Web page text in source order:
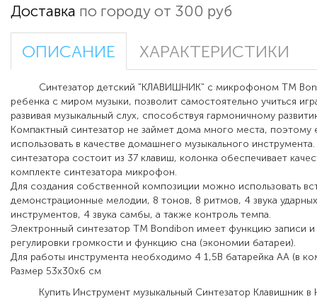
Доставка по городу от 300 руб
ОПИСАНИЕ ХАРАКТЕРИСТИКИ
Синтезатор детский "КЛАВИШНИК" с микрофоном ТМ
ребенка с миром музыки, позволит самостоятельно учиться
развивая музыкальный слух, способствуя гармоничному
Компактный синтезатор не займет дома много места, поэтому
использовать в качестве домашнего музыкального инструмента.
синтезатора состоит из 37 клавиш, колонка обеспечивает
комплекте синтезатора микрофон.
Для создания собственной композиции можно использовать
демонстрационные мелодии, 8 тонов, 8 ритмов, 4 звука
инструментов, 4 звука самбы, а также контроль темпа.
Электронный синтезатор ТМ Bondibon имеет функцию записи и
регулировки громкости и функцию сна (экономии батареи).
Для работы инструмента необходимо 4 1,5В батарейка АА (в
Размер 53х30х6 см
Купить Инструмент музыкальный Синтезатор Клавишник в